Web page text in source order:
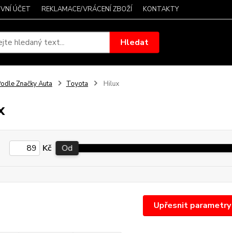
ÚČET REKLAMACE/VRÁCENÍ ZBOŽÍ KONTAKTY
Hledat
Značky Auta Toyota Hilux
Upřesnit parametry
Kč Od